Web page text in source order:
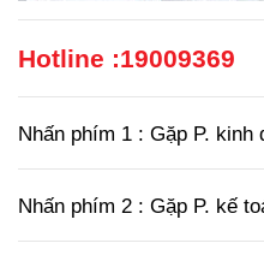
Hotline :19009369
Nhấn phím 1 : Gặp P. kinh
Nhấn phím 2 : Gặp P. kế